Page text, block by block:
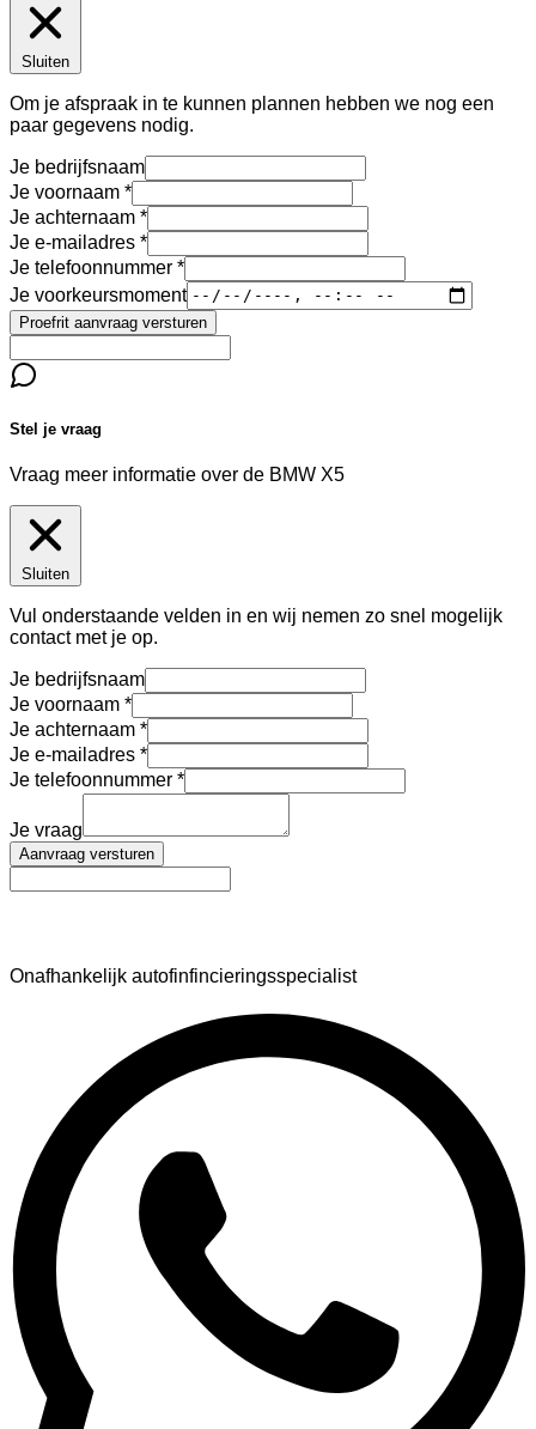
Sluiten
Om je afspraak in te kunnen plannen hebben we nog een
paar gegevens nodig.
Je bedrijfsnaam
Je voornaam
Je achternaam
Je e-mailadres
Je telefoonnummer
Je voorkeursmoment
Proefrit aanvraag versturen
Stel je vraag
Vraag meer informatie over de BMW X5
Sluiten
Vul onderstaande velden in en wij nemen zo snel mogelijk
contact met je op.
Je bedrijfsnaam
Je voornaam
Je achternaam
Je e-mailadres
Je telefoonnummer
Je vraag
Aanvraag versturen
Onafhankelijk autofinfincieringsspecialist